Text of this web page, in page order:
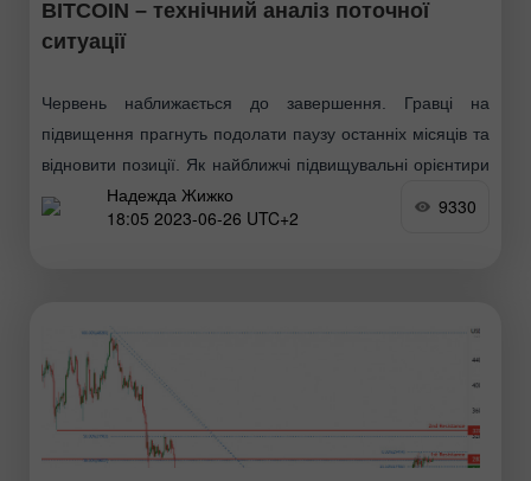
BITCOIN – технічний аналіз поточної
ситуації
Червень наближається до завершення. Гравці на
підвищення прагнуть подолати паузу останніх місяців та
відновити позиції. Як найближчі підвищувальні орієнтири
на цій ділянці шляху можна позначити максимальний
екстремум (31044), денну мету
Надежда Жижко
18:05 2023-06-26 UTC+2
9330